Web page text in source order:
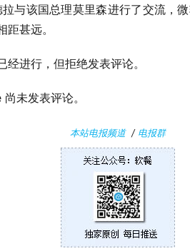
与该国总理莫里森进行了交流，
甚远。
进行，但拒绝发表评论。
未发表评论。
本站电报频道/ 电报群